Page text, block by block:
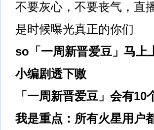
不要灰心，不要丧气，直
是时候曝光真正的你们
so「一周新晋爱豆」马上
小编剧透下嗷
「一周新晋爱豆」会有
我是重点： 所有火星用户